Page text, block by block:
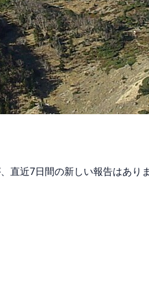
近7日間の新しい報告はあり